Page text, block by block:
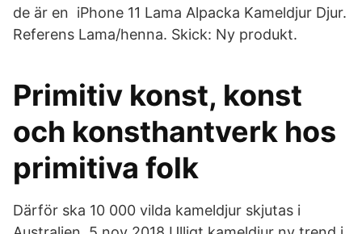
de är en iPhone 11 Lama Alpacka Kameldjur Djur.
Referens Lama/henna. Skick: Ny produkt.
Primitiv konst, konst
och konsthantverk hos
primitiva folk
Därför ska 10 000 vilda kameldjur skjutas i